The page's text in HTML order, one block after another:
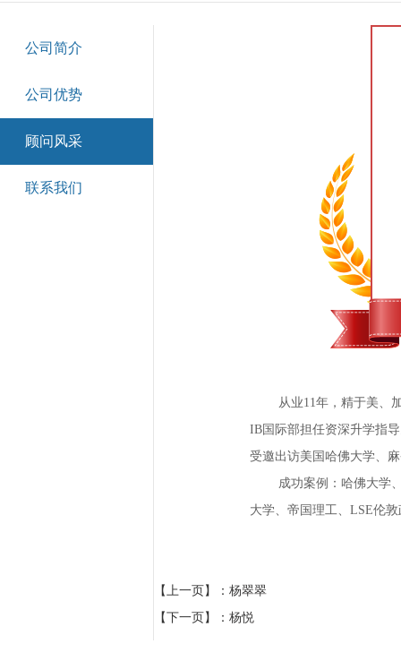
公司简介
公司优势
顾问风采
联系我们
从业11年，精于美、
IB 国际部担任资深升学指
受邀出访美国哈佛大学、
成功案例：哈佛大学
大学、帝国理工、 LSE伦敦
【上一页】： 杨翠翠
【下一页】： 杨悦